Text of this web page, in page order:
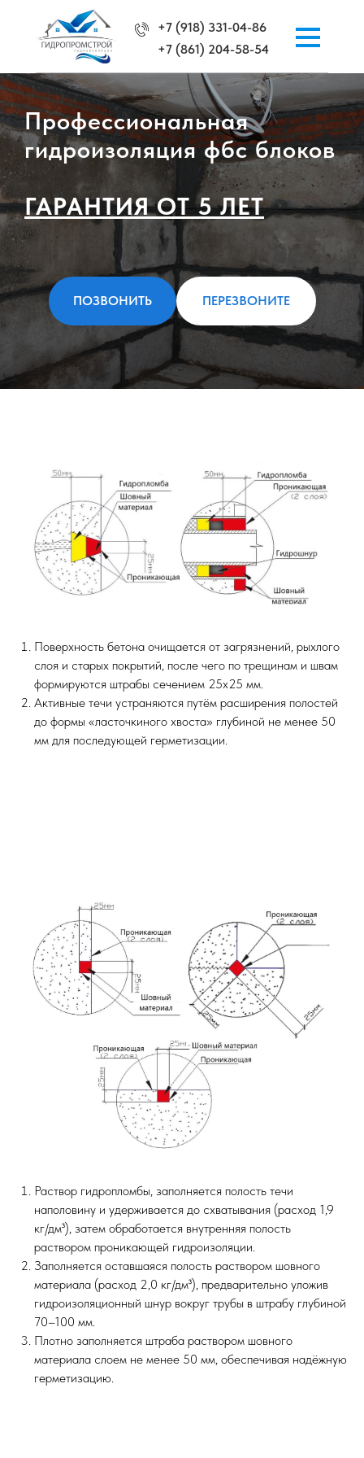
+7 (918) 331-04-86
+7 (861) 204-58-54
Профессиональная
гидроизоляция фбс блоков
ГАРАНТИЯ ОТ 5 ЛЕТ
ПОЗВОНИТЬ ПЕРЕЗВОНИТЕ
Поверхность бетона очищается от загрязнений, рыхлого
слоя и старых покрытий, после чего по трещинам и швам
формируются штрабы сечением 25х25 мм.
Активные течи устраняются путём расширения полостей
до формы «ласточкиного хвоста» глубиной не менее 50
мм для последующей герметизации.
Раствор гидропломбы, заполняется полость течи
наполовину и удерживается до схватывания (расход 1,9
кг/дм³), затем обработается внутренняя полость
раствором проникающей гидроизоляции.
Заполняется оставшаяся полость раствором шовного
материала (расход 2,0 кг/дм³), предварительно уложив
гидроизоляционный шнур вокруг трубы в штрабу глубиной
70–100 мм.
Плотно заполняется штраба раствором шовного
материала слоем не менее 50 мм, обеспечивая надёжную
герметизацию.